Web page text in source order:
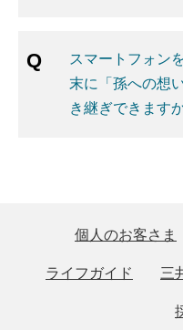
スマートフォン
末に「孫への想
き継ぎできます
個人のお客さま
ライフガイド
三